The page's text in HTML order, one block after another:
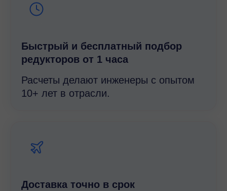
Быстрый и беcплатный подбор
редукторов от 1 часа
Расчеты делают инженеры с опытом
10+ лет в отрасли.
Доставка точно в срок